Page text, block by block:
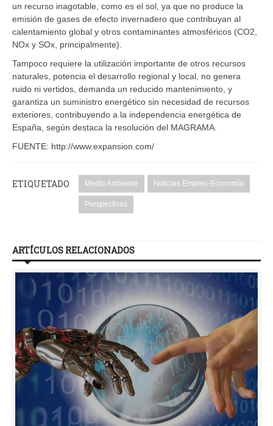
un recurso inagotable, como es el sol, ya que no produce la
emisión de gases de efecto invernadero que contribuyan al
calentamiento global y otros contaminantes atmosféricos (CO2,
NOx y SOx, principalmente).
Tampoco requiere la utilización importante de otros recursos
naturales, potencia el desarrollo regional y local, no genera
ruido ni vertidos, demanda un reducido mantenimiento, y
garantiza un suministro energético sin necesidad de recursos
exteriores, contribuyendo a la independencia energética de
España, según destaca la resolución del MAGRAMA.
FUENTE: http://www.expansion.com/
ETIQUETADO Medio Ambiente Noticias Empleo-Economía
Perspectivas
ARTÍCULOS RELACIONADOS